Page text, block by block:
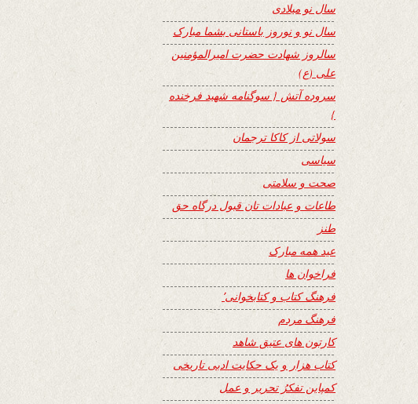
سال نو میلادی
سال نو و نوروز باستانی بشما مبارک
سالروز شهادت حضرت امیرالمؤمنین
علی (ع)
سروده آتش { سوگنامه شهید فرخنده
}
سولاتی از کاکا ترجمان
سیاسی
صحت و سلامتی
طاعات و عبادات تان قبول درگاه حق
طنز
عید همه مبارک
فراخوان ها
فرهنگ کتاب و کتابخوانی٬
فرهنگ مردم
کارتون های عتیق شاهد
کتاب هزار و یک حکایت ادبی تاریخی
کمپاین تفکرُ تحریر و عمل